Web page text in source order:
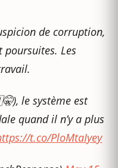
de corruption,
poursuites. Les
le système est
quand il n’y a plus
t.co/PloMtaIyey